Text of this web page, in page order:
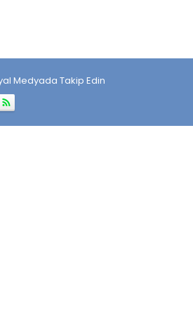
Medyada Takip Edin